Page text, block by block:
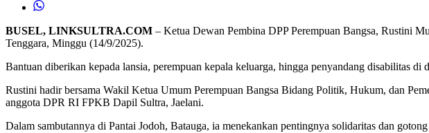
BUSEL, LINKSULTRA.COM – Ketua Dewan Pembina DPP Perempuan Bangsa, Rustini
Tenggara, Minggu (14/9/2025).
Bantuan diberikan kepada lansia, perempuan kepala keluarga, hingga penyandang disabilitas
Rustini hadir bersama Wakil Ketua Umum Perempuan Bangsa Bidang Politik, Hukum, dan
anggota DPR RI FPKB Dapil Sultra, Jaelani.
Dalam sambutannya di Pantai Jodoh, Batauga, ia menekankan pentingnya solidaritas dan